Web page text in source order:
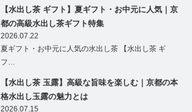
【水出し茶 ギフト】夏ギフト・お中元に人気｜京
都の高級水出し茶ギフト特集
2026.07.22
夏ギフト・お中元に人気の水出し茶 【水出し茶 ギ
フ…
【水出し茶 玉露】高級な旨味を楽しむ｜京都の本
格水出し玉露の魅力とは
2026.07.15